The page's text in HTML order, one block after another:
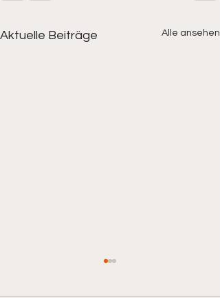
Aktuelle Beiträge Alle ansehen